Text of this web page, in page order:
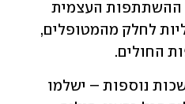
החולים.